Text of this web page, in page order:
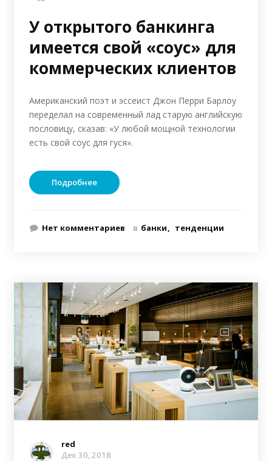
У открытого банкинга
имеется свой «соус» для
коммерческих клиентов
Американский поэт и эссеист Джон Перри Барлоу
переделал на современный лад старую английскую
пословицу, сказав: «У любой мощной технологии
есть свой соус для гуся».
Подробнее
Нет комментариев в банки тенденции
red
Дек 30, 2018